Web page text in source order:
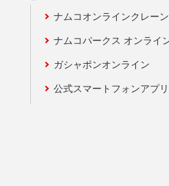
ナムコオンラインクレーン
ナムコパークス オンライ
ガシャポンオンライン
公式スマートフォンアプリ